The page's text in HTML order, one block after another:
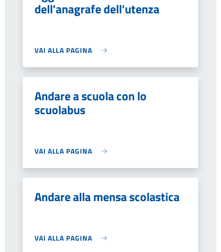
dell'anagrafe dell'utenza
VAI ALLA PAGINA
Andare a scuola con lo
scuolabus
VAI ALLA PAGINA
Andare alla mensa scolastica
VAI ALLA PAGINA